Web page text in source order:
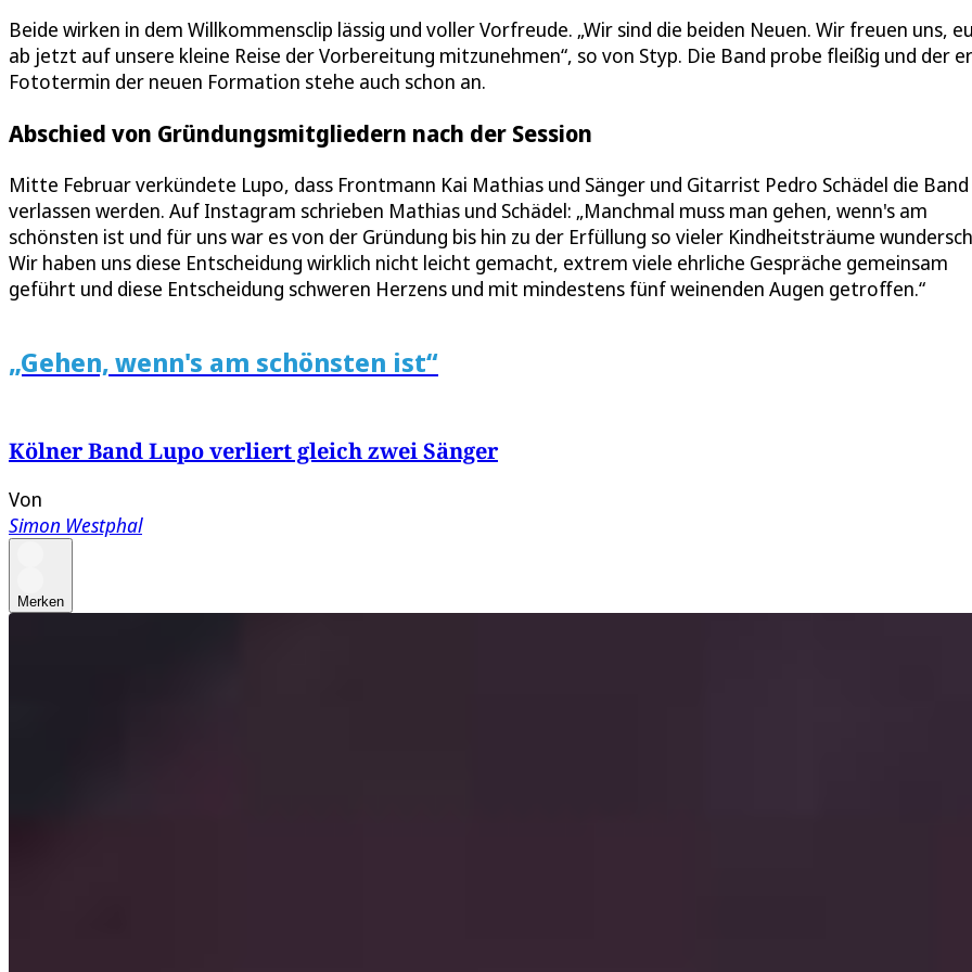
Beide wirken in dem Willkommensclip lässig und voller Vorfreude. „Wir sind die beiden Neuen. Wir freuen uns,
ab jetzt auf unsere kleine Reise der Vorbereitung mitzunehmen“, so von Styp. Die Band probe fleißig und der
Fototermin der neuen Formation stehe auch schon an.
Abschied von Gründungsmitgliedern nach der Session
Mitte Februar verkündete Lupo, dass Frontmann Kai Mathias und Sänger und Gitarrist Pedro Schädel die Band
verlassen werden. Auf Instagram schrieben Mathias und Schädel: „Manchmal muss man gehen, wenn's am
schönsten ist und für uns war es von der Gründung bis hin zu der Erfüllung so vieler Kindheitsträume
Wir haben uns diese Entscheidung wirklich nicht leicht gemacht, extrem viele ehrliche Gespräche gemeinsam
geführt und diese Entscheidung schweren Herzens und mit mindestens fünf weinenden Augen getroffen.“
„Gehen, wenn's am schönsten ist“
Kölner Band Lupo verliert gleich zwei Sänger
Von
Simon Westphal
Merken